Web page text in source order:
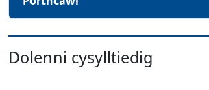
Dolenni cysylltiedig